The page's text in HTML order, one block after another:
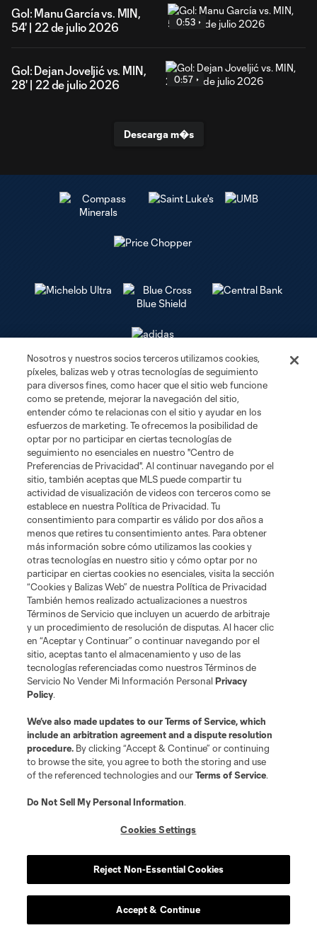
Gol: Manu García vs. MIN,
54' | 22 de julio 2026
0:53
Gol: Dejan Joveljić vs. MIN,
28' | 22 de julio 2026
0:57
Descarga m�s
Club Sites
Tickets
Club
Social Media
Corporate Partnerships
MLS
Legal
Do Not Sell or Share My Personal Information
Cookies Settings
©2026 MLS. The Major League Soccer and MLS name and shield are
registered trademarks of Major League Soccer, L.L.C. (“MLS”). The names
and logos of MLS teams are registered and/or common law trademarks of
MLS or are used with the permission of their owners. Any unauthorized use
Nosotros y nuestros socios terceros utilizamos cookies,
píxeles, balizas web y otras tecnologías de seguimiento
para diversos fines, como hacer que el sitio web funcione
como se pretende, mejorar la navegación del sitio,
entender cómo te relacionas con el sitio y ayudar en los
esfuerzos de marketing. Te ofrecemos la posibilidad de
optar por no participar en ciertas tecnologías de
seguimiento no esenciales en nuestro "Centro de
Preferencias de Privacidad". Al continuar navegando por el
sitio, también aceptas que MLS puede compartir tu
actividad de visualización de videos con terceros como se
establece en nuestra Política de Privacidad. Tu
consentimiento para compartir es válido por dos años a
menos que retires tu consentimiento antes. Para obtener
más información sobre cómo utilizamos las cookies y
otras tecnologías en nuestro sitio y cómo optar por no
participar en ciertas cookies no esenciales, visita la sección
“Cookies y Balizas Web” de nuestra Política de Privacidad
También hemos realizado actualizaciones a nuestros
Términos de Servicio que incluyen un acuerdo de arbitraje
y un procedimiento de resolución de disputas. Al hacer clic
en “Aceptar y Continuar” o continuar navegando por el
sitio, aceptas tanto el almacenamiento y uso de las
tecnologías referenciadas como nuestros Términos de
Servicio No Vender Mi Información PersonalPrivacy
Policy.
We’ve also made updates to ourTerms of Service, which
include an arbitration agreement and a dispute resolution
procedure. By clicking “Accept & Continue” or continuing
to browse the site, you agree to both the storing and use
of the referenced technologies and ourTerms of Service.
Do Not Sell My Personal Information.
Cookies Settings
Reject Non-Essential Cookies
Accept & Continue